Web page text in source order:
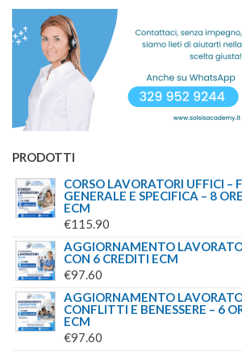
ERA:
€900.00.€699.00.
PRODOTTI
CORSO LAVORATORI UFFICI –
GENERALE E SPECIFICA – 8
ECM
€115.90
AGGIORNAMENTO
CON 6 CREDITI ECM
€97.60
AGGIORNAMENTO
CONFLITTI E BENESSERE – 6
ECM
€97.60